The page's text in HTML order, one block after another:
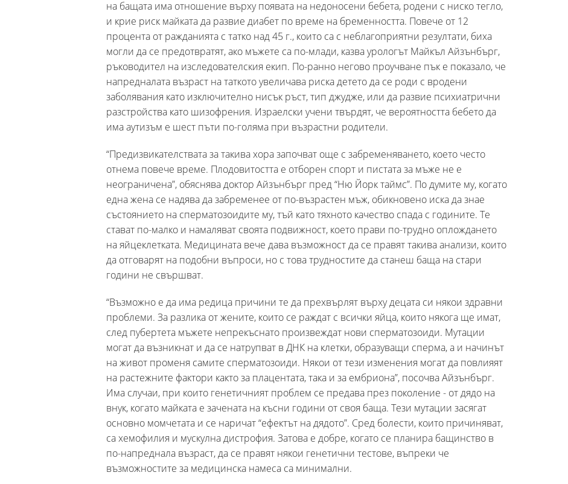
на бащата има отношение върху появата на недоносени бебета, родени с ниско тегло,
и крие риск майката да развие диабет по време на бременността. Повече от 12
процента от ражданията с татко над 45 г., които са с неблагоприятни резултати, биха
могли да се предотвратят, ако мъжете са по-млади, казва урологът Майкъл Айзънбърг,
ръководител на изследователския екип. По-ранно негово проучване пък е показало, че
напредналата възраст на таткото увеличава риска детето да се роди с вродени
заболявания като изключително нисък ръст, тип джудже, или да развие психиатрични
разстройства като шизофрения. Израелски учени твърдят, че вероятността бебето да
има аутизъм е шест пъти по-голяма при възрастни родители.
“Предизвикателствата за такива хора започват още с забременяването, което често
отнема повече време. Плодовитостта е отборен спорт и пистата за мъже не е
неограничена”, обяснява доктор Айзънбърг пред “Ню Йорк таймс”. По думите му, когато
една жена се надява да забременее от по-възрастен мъж, обикновено иска да знае
състоянието на сперматозоидите му, тъй като тяхното качество спада с годините. Те
стават по-малко и намаляват своята подвижност, което прави по-трудно оплождането
на яйцеклетката. Медицината вече дава възможност да се правят такива анализи, които
да отговарят на подобни въпроси, но с това трудностите да станеш баща на стари
години не свършват.
“Възможно е да има редица причини те да прехвърлят върху децата си някои здравни
проблеми. За разлика от жените, които се раждат с всички яйца, които някога ще имат,
след пубертета мъжете непрекъснато произвеждат нови сперматозоиди. Мутации
могат да възникнат и да се натрупват в ДНК на клетки, образуващи сперма, а и начинът
на живот променя самите сперматозоиди. Някои от тези изменения могат да повлияят
на растежните фактори както за плацентата, така и за ембриона”, посочва Айзънбърг.
Има случаи, при които генетичният проблем се предава през поколение - от дядо на
внук, когато майката е зачената на късни години от своя баща. Тези мутации засягат
основно момчетата и се наричат “ефектът на дядото”. Сред болести, които причиняват,
са хемофилия и мускулна дистрофия. Затова е добре, когато се планира бащинство в
по-напреднала възраст, да се правят някои генетични тестове, въпреки че
възможностите за медицинска намеса са минимални.